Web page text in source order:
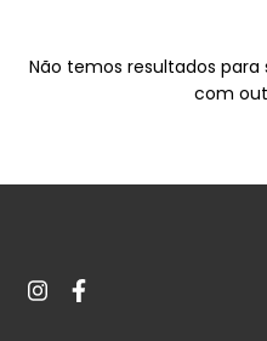
Não temos resultados para
com